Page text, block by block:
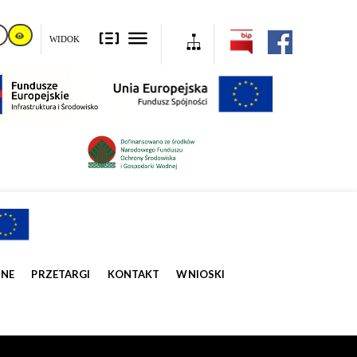
WIDOK
PRZETARGI KONTAKT WNIOSKI